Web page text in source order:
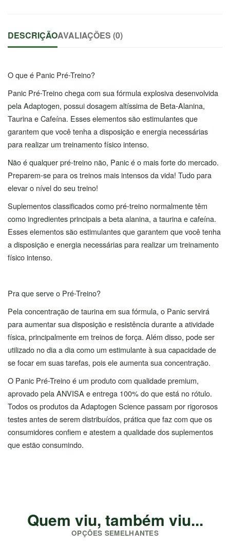
DESCRIÇÃOAVALIAÇÕES (0)
O que é Panic Pré-Treino?
Panic Pré-Treino chega com sua fórmula explosiva desenvolvida
pela Adaptogen, possui dosagem altíssima de Beta-Alanina,
Taurina e Cafeína. Esses elementos são estimulantes que
garantem que você tenha a disposição e energia necessárias
para realizar um treinamento físico intenso.
Não é qualquer pré-treino não, Panic é o mais forte do mercado.
Preparem-se para os treinos mais intensos da vida! Tudo para
elevar o nível do seu treino!
Suplementos classificados como pré-treino normalmente têm
como ingredientes principais a beta alanina, a taurina e cafeína.
Esses elementos são estimulantes que garantem que você tenha
a disposição e energia necessárias para realizar um treinamento
físico intenso.
Pra que serve o Pré-Treino?
Pela concentração de taurina em sua fórmula, o Panic servirá
para aumentar sua disposição e resistência durante a atividade
física, principalmente em treinos de força. Além disso, pode ser
utilizado no dia a dia como um estimulante à sua capacidade de
se focar em suas tarefas, pois ele aumenta sua concentração.
O Panic Pré-Treino é um produto com qualidade premium,
aprovado pela ANVISA e entrega 100% do que está no rótulo.
Todos os produtos da Adaptogen Science passam por rigorosos
testes antes de serem distribuídos, prática que faz com que os
consumidores confiem e atestem a qualidade dos suplementos
que estão consumindo.
Quem viu, também viu...
OPÇÕES SEMELHANTES